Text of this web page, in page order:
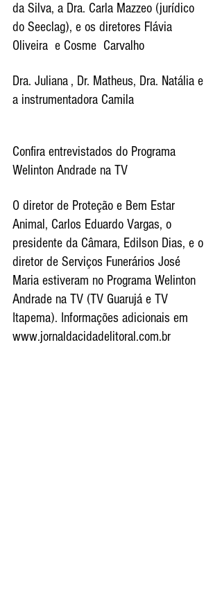
da Silva, a Dra. Carla Mazzeo (jurídico
do Seeclag), e os diretores Flávia
Oliveira  e Cosme  Carvalho
Dra. Juliana , Dr. Matheus, Dra. Natália e
a instrumentadora Camila
Confira entrevistados do Programa
Welinton Andrade na TV
O diretor de Proteção e Bem Estar
Animal, Carlos Eduardo Vargas, o
presidente da Câmara, Edilson Dias, e o
diretor de Serviços Funerários José
Maria estiveram no Programa Welinton
Andrade na TV (TV Guarujá e TV
Itapema). Informações adicionais em
www.jornaldacidadelitoral.com.br